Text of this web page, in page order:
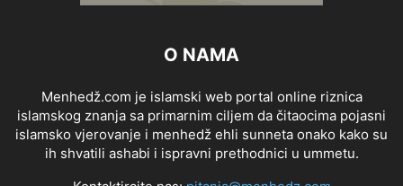
O NAMA
Menhedž.com je islamski web portal online riznica
islamskog znanja sa primarnim ciljem da čitaocima pojasni
islamsko vjerovanje i menhedž ehli sunneta onako kako su
ih shvatili ashabi i ispravni prethodnici u ummetu.